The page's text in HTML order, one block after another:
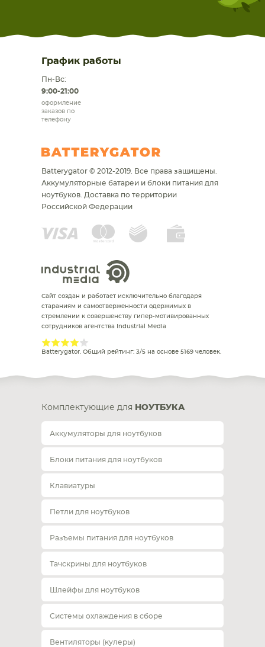
График работы
Пн-Вс:
9:00-21:00
оформление
заказов по
телефону
Batterygator © 2012-2019. Все права защищены.
Аккумуляторные батареи и блоки питания для
ноутбуков. Доставка по территории
Российской Федерации
Сайт создан и работает исключительно благодаря
стараниям и самоотверженности одержимых в
стремлении к совершенству гипер-мотивированных
сотрудников агентства Industrial Media
Batterygator. Общий рейтинг: 3/5 на основе 5169 человек.
Комплектующие для НОУТБУКА
Аккумуляторы для ноутбуков
Блоки питания для ноутбуков
Клавиатуры
Петли для ноутбуков
Разъемы питания для ноутбуков
Тачскрины для ноутбуков
Шлейфы для ноутбуков
Системы охлаждения в сборе
Вентиляторы (кулеры)